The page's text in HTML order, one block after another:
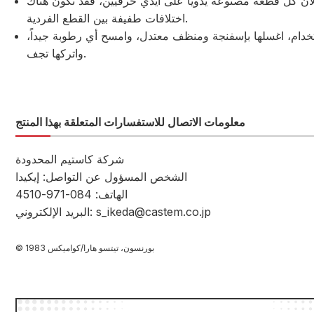
اختلافات طفيفة بين القطع الفردية.
اغسلها بإسفنجة ومنظف معتدل، وامسح أي رطوبة جيداً،
واتركها تجف.
معلومات الاتصال للاستفسارات المتعلقة بهذا المنتج
شركة كاستيم المحدودة
الشخص المسؤول عن التواصل: إيكيدا
الهاتف: 084-971-4510
البريد الإلكتروني: s_ikeda@castem.co.jp
© بورنسون، تيتسو هارا/كواميكس 1983